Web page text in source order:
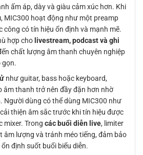
ấm áp, dày và giàu cảm xúc hơn. Khi
, MIC300 hoạt động như một preamp
công có tín hiệu ổn định và mạnh mẽ.
hợp cho livestream, podcast và ghi
chất lượng âm thanh chuyên nghiệp
gọn.
như guitar, bass hoặc keyboard,
âm thanh trở nên đầy đặn hơn nhờ
Người dùng có thể dùng MIC300 như
thiện âm sắc trước khi tín hiệu được
mixer. Trong các buổi diễn live, limiter
âm lượng và tránh méo tiếng, đảm bảo
định suốt buổi biểu diễn.